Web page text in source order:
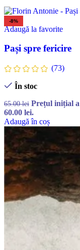
-8%
Adaugă la favorite
Pași spre fericire
(73)
În stoc
65.00lei Prețul inițial a
60.00 lei.
Adaugă în coș